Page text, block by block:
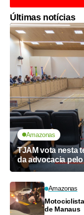
Últimas notícias
Amazonas
TJAM vota nesta
da advocacia
Amazonas
de Manaus